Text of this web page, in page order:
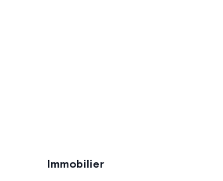
Immobilier